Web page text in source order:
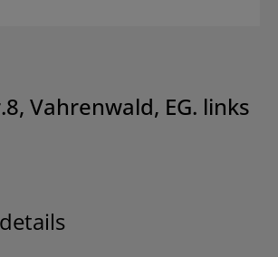
Vahrenwald, EG. links